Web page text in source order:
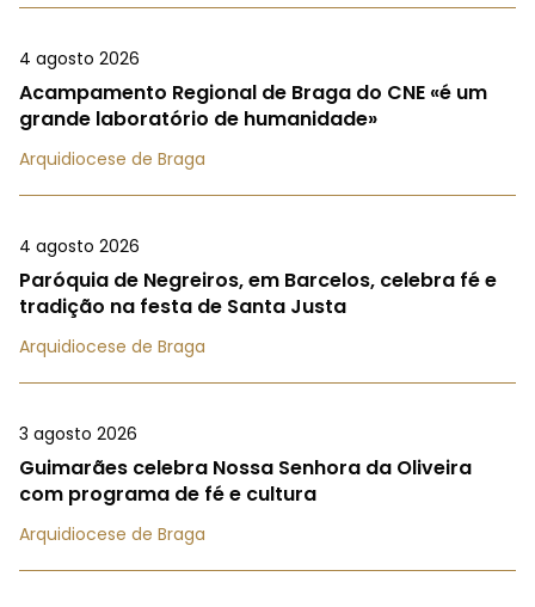
4 agosto 2026
Acampamento Regional de Braga do CNE «é um
grande laboratório de humanidade»
Arquidiocese de Braga
4 agosto 2026
Paróquia de Negreiros, em Barcelos, celebra fé e
tradição na festa de Santa Justa
Arquidiocese de Braga
3 agosto 2026
Guimarães celebra Nossa Senhora da Oliveira
com programa de fé e cultura
Arquidiocese de Braga